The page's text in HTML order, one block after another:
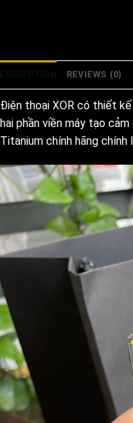
REVIEWS (0)
Điện thoại XOR có thiết
hai phần viền máy tạo
Titanium chính hãng